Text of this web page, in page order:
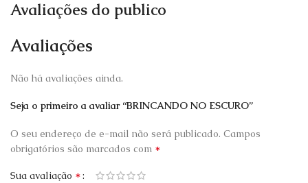
Avaliações do publico
Avaliações
Não há avaliações ainda.
Seja o primeiro a avaliar “BRINCANDO NO ESCURO”
O seu endereço de e-mail não será publicado. Campos
obrigatórios são marcados com *
Sua avaliação *